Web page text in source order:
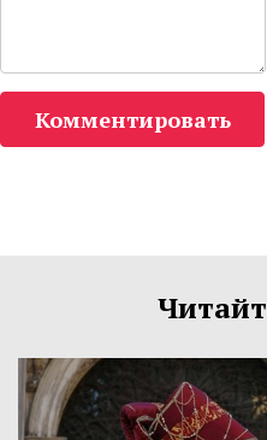
Комментировать